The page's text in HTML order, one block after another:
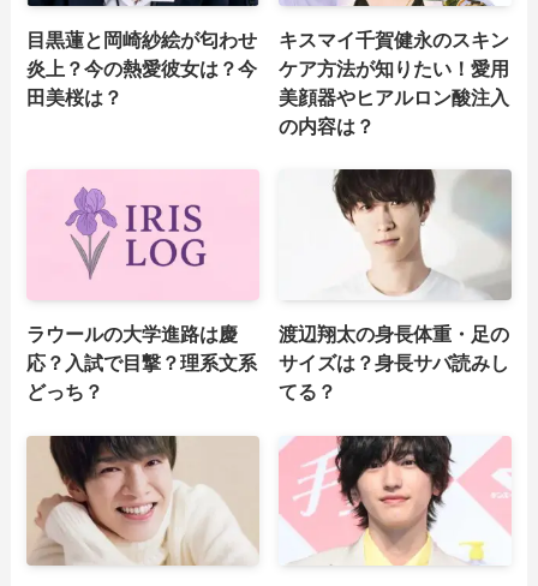
目黒蓮と岡崎紗絵が匂わせ
炎上？今の熱愛彼女は？今
田美桜は？
キスマイ千賀健永のスキン
ケア方法が知りたい！愛用
美顔器やヒアルロン酸注入
の内容は？
ラウールの大学進路は慶
応？入試で目撃？理系文系
どっち？
渡辺翔太の身長体重・足の
サイズは？身長サバ読みし
てる？